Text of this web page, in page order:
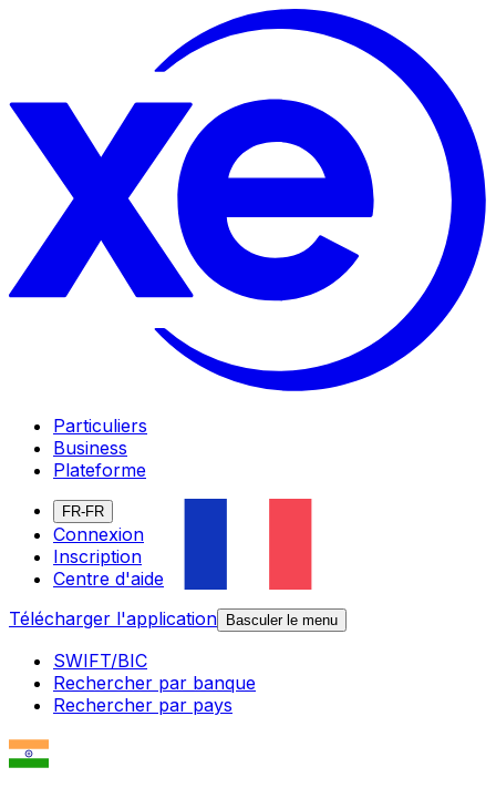
Particuliers
Business
Plateforme
FR-FR
Connexion
Inscription
Centre d'aide
Télécharger l'application
Basculer le menu
SWIFT/BIC
Rechercher par banque
Rechercher par pays